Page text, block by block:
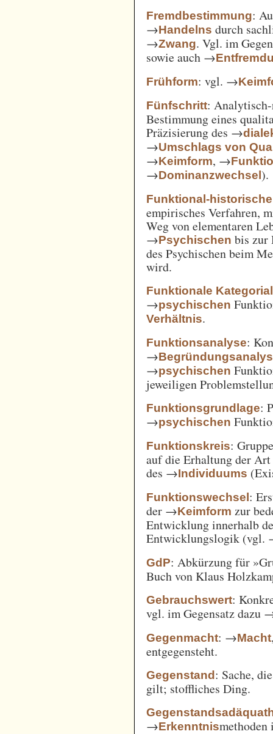
Fremdbestimmung:
→Handelns durch
→Zwang. Vgl. im
sowie auch →
Frühform: vgl. →
Fünfschritt:
Bestimmung eines
Präzisierung des →
→Umschlags von
→Keimform, →
→Dominanzwechsel).
Funktional-
empirisches Verfahren,
Weg von elementaren
→Psychischen bis zur
des Psychischen beim
wird.
Funktionale
→psychischen
Verhältnis.
Funktionsanalyse:
→
→psychischen
jeweiligen
Funktionsgrundlage:
→psychischen
Funktionskreis:
auf die Erhaltung der
des →Individuums
Funktionswechsel:
der →Keimform zur
Entwicklung innerhalb
Entwicklungslogik
GdP: Abkürzung für
Buch von Klaus
Gebrauchswert:
vgl. im Gegensatz dazu
Gegenmacht: →Macht
entgegensteht.
Gegenstand: Sache,
gilt; stoffliches Ding.
→Erkenntnismethoden